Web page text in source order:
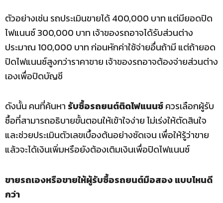
ตัวอย่างเช่น รถประเมินขายได้ 400,000 บาท แต่มียอดปิด
ไฟแนนซ์ 300,000 บาท เจ้าของรถอาจได้รับส่วนต่าง
ประมาณ 100,000 บาท ก่อนหักค่าใช้จ่ายอื่นถ้ามี แต่ถ้ายอด
ปิดไฟแนนซ์สูงกว่าราคาขาย เจ้าของรถอาจต้องจ่ายส่วนต่าง
เองเพื่อปิดบัญชี
ดังนั้น คนที่ค้นหา รับซื้อรถยนต์ติดไฟแนนซ์ควรเลือกผู้รับ
ซื้อที่สามารถอธิบายขั้นตอนให้เข้าใจง่าย ไม่เร่งให้ตัดสินใจ
และช่วยประเมินตัวเลขเบื้องต้นอย่างชัดเจน เพื่อให้รู้ว่าขาย
แล้วจะได้เงินเพิ่มหรือยังต้องเติมเงินเพื่อปิดไฟแนนซ์
ขายรถเองหรือขายให้ผู้รับซื้อรถยนต์มือสอง แบบไหนดี
กว่า